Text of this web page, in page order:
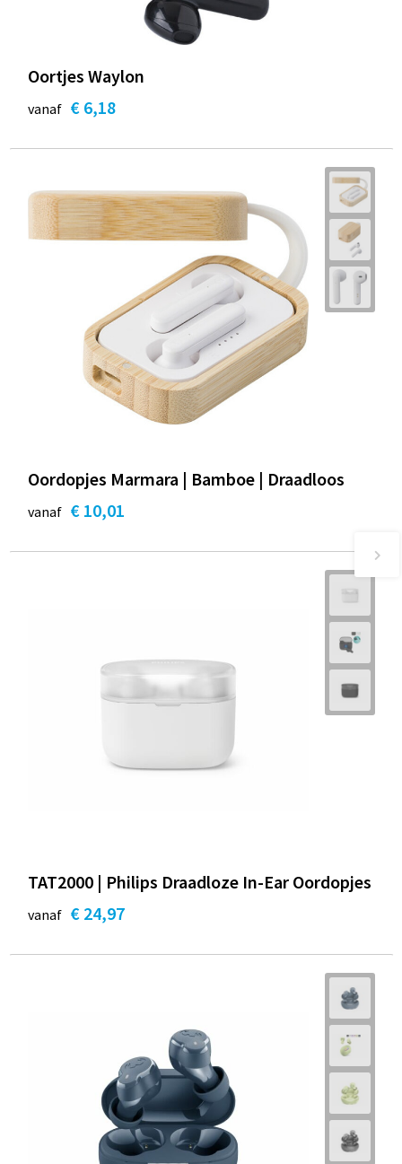
Oortjes Waylon
vanaf € 6,18
Oordopjes Marmara | Bamboe | Draadloos
vanaf € 10,01
TAT2000 | Philips Draadloze In-Ear Oordopjes
vanaf € 24,97